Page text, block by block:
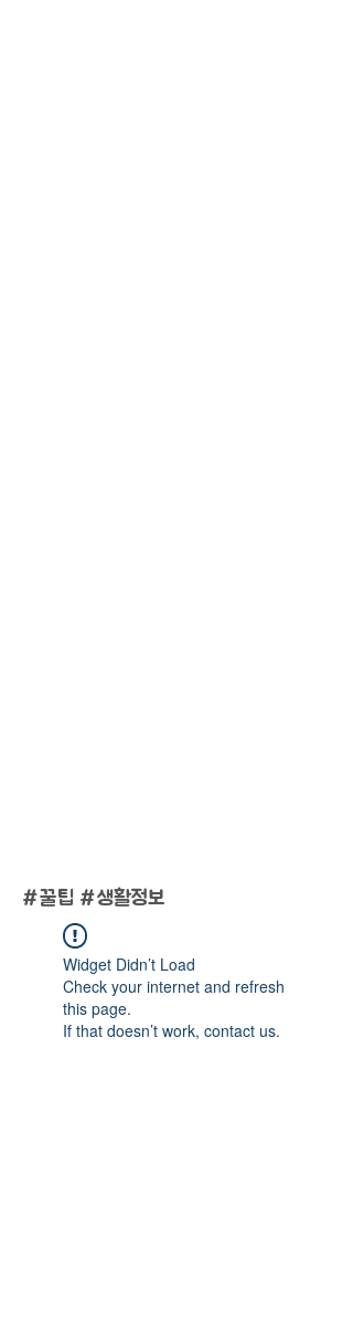
#꿀팁 #생활정보
Widget Didn’t Load
Check your internet and refresh
this page.
If that doesn’t work, contact us.